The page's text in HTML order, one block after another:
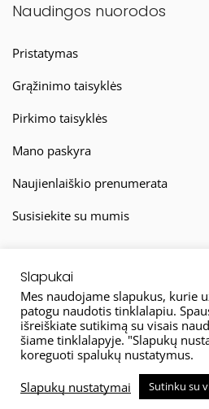
Naudingos nuorodos
Pristatymas
Grąžinimo taisyklės
Pirkimo taisyklės
Mano paskyra
Naujienlaiškio prenumerata
Susisiekite su mumis
© 2026
Slapukai
Mes naudojame slapukus, kurie
patogu naudotis tinklalapiu.
išreiškiate sutikimą su visais
šiame tinklalapyje. "Slapukų
koreguoti spalukų nustatymus.
Slapukų nustatymai
Sutinku su